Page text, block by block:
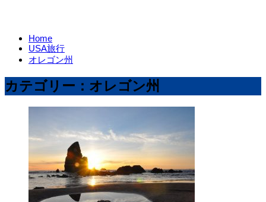
Home
USA旅行
オレゴン州
カテゴリー：オレゴン州